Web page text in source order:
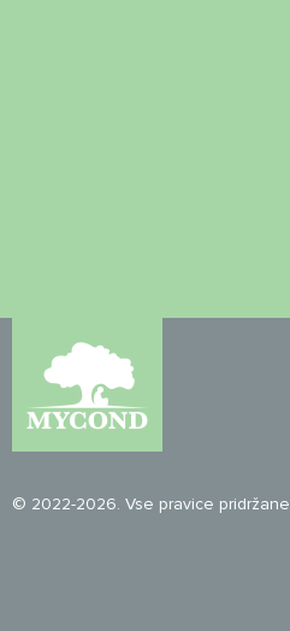
© 2022-2026. Vse pravice pridržane